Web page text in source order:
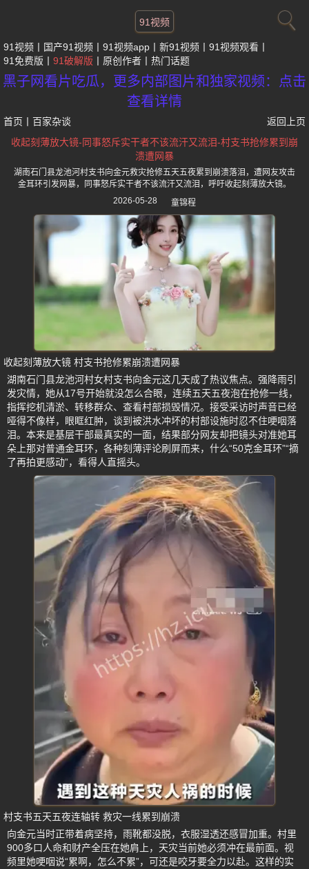
91视频
91视频 国产91视频 91视频app 新91视频
91视频观看
91免费版
91破解版 原创作者 热门话题
黑子网看片吃瓜，更多内部图片和独家视频：点击
查看详情
首页 百家杂谈
返回上页
收起刻薄放大镜-同事怒斥实干者不该流汗又流泪-村支书抢修累到崩
溃遭网暴
湖南石门县龙池河村支书向金元救灾抢修五天五夜累到崩溃落泪，遭网友攻击
金耳环引发网暴，同事怒斥实干者不该流汗又流泪，呼吁收起刻薄放大镜。
2026-05-28
童锦程
收起刻薄放大镜 村支书抢修累崩溃遭网暴
湖南石门县龙池河村女村支书向金元这几天成了热议焦点。强降雨引
发灾情，她从17号开始就没怎么合眼，连续五天五夜泡在抢修一线，
指挥挖机清淤、转移群众、查看村部损毁情况。接受采访时声音已经
哑得不像样，眼眶红肿，谈到被洪水冲坏的村部设施时忍不住哽咽落
泪。本来是基层干部最真实的一面，结果部分网友却把镜头对准她耳
朵上那对普通金耳环，各种刻薄评论刷屏而来，什么“50克金耳环”“摘
了再拍更感动”，看得人直摇头。
村支书五天五夜连轴转 救灾一线累到崩溃
向金元当时正带着病坚持，雨靴都没脱，衣服湿透还感冒加重。村里
900多口人命和财产全压在她肩上，天灾当前她必须冲在最前面。视
频里她哽咽说“累啊，怎么不累”，可还是咬牙要全力以赴。这样的实